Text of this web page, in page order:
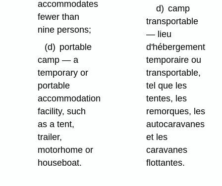
accommodates
fewer than
nine persons;
(d) portable
camp — a
temporary or
portable
accommodation
facility, such
as a tent,
trailer,
motorhome or
houseboat.
d) camp
transportable
— lieu
d'hébergement
temporaire ou
transportable,
tel que les
tentes, les
remorques, les
autocaravanes
et les
caravanes
flottantes.